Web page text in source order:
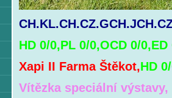
HD 0/0,PL 0/0,OCD 0/0,ED
Xapi II Farma Štěkot,HD
Vítězka speciální výstavy,